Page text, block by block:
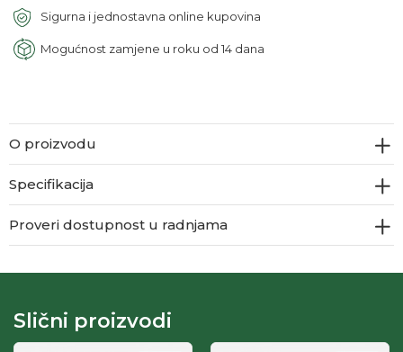
Sigurna i jednostavna online kupovina
Mogućnost zamjene u roku od 14 dana
O proizvodu
Specifikacija
Proveri dostupnost u radnjama
Slični proizvodi